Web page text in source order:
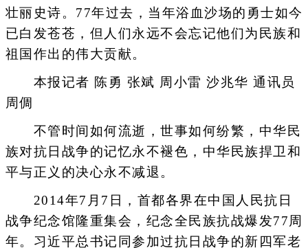
壮丽史诗。77年过去，当年浴血沙场的勇士如今
已白发苍苍，但人们永远不会忘记他们为民族和
祖国作出的伟大贡献。
本报记者 陈勇 张斌 周小雷 沙兆华 通讯员
周倜
不管时间如何流逝，世事如何纷繁，中华民
族对抗日战争的记忆永不褪色，中华民族捍卫和
平与正义的决心永不减退。
2014年7月7日，首都各界在中国人民抗日
战争纪念馆隆重集会，纪念全民族抗战爆发77周
年。习近平总书记同参加过抗日战争的新四军老